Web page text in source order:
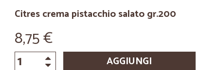
Citres crema pistacchio salato gr.200
8,75 €
AGGIUNGI